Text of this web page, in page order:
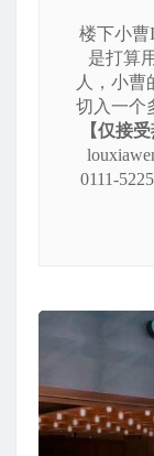
楼下小曹
是打算
人，小曹
切入一个
【仅接
0111-